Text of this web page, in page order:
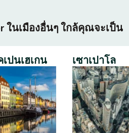
ในเมืองอื่นๆ ใกล้คุณจะเป็น
เปนเฮเกน เซาเปาโล